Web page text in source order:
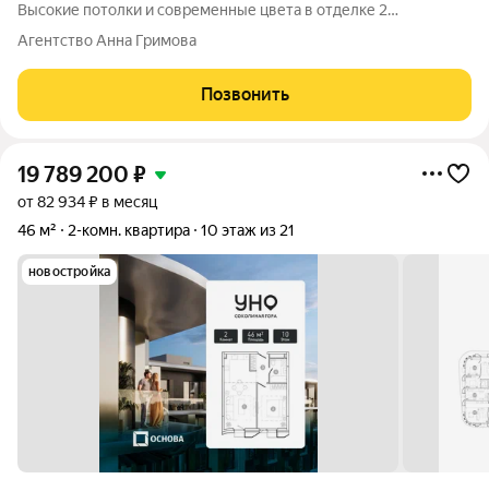
Высокие потолки и современные цвета в отделке 2
изолированные комнаты Функциональная кухня-гостиная
Продуманный ремонт позволяет извлечь максимум пользы с
разными вариантами освещения
Агентство Анна Гримова
Позвонить
19 789 200 ₽
от 82 934 ₽ в месяц
46 м²
2-комн. квартира 10 этаж из 21
новостройка